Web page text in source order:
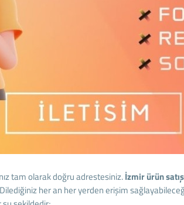
tam olarak doğru adrestesiniz.İzmir ürün
her an her yerden erişim